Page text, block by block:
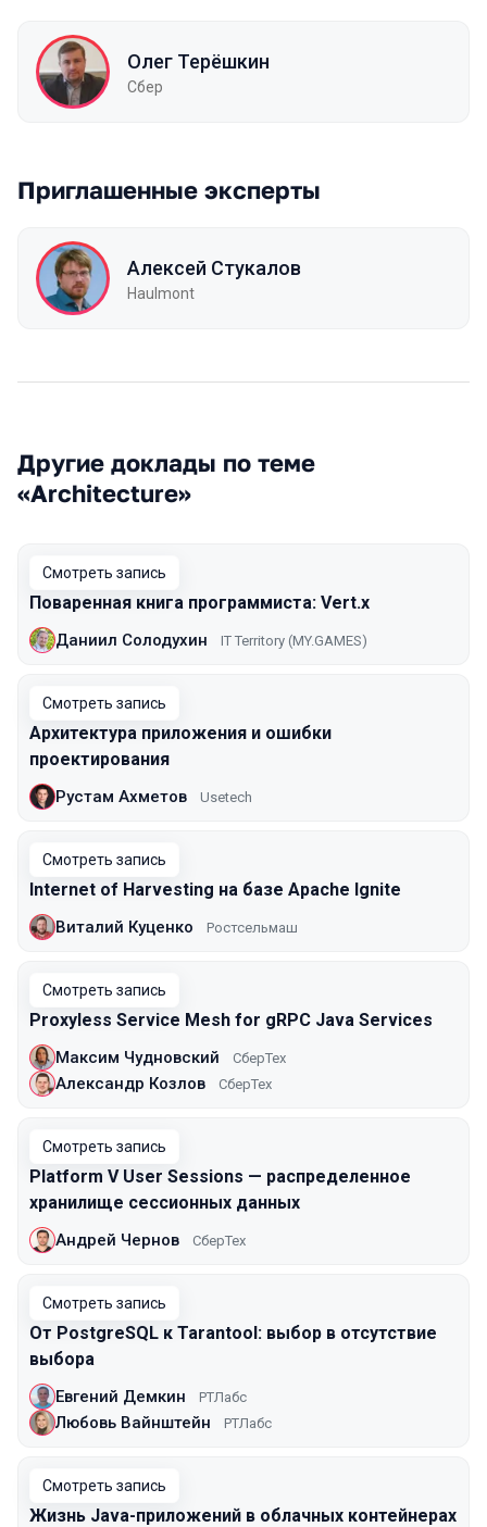
Олег Терёшкин
Сбер
Приглашенные эксперты
Алексей Стукалов
Haulmont
Другие доклады по теме
«Architecture»
Смотреть запись
Поваренная книга программиста: Vert.x
Даниил Солодухин IT Territory (MY.GAMES)
Смотреть запись
Архитектура приложения и ошибки
проектирования
Рустам Ахметов Usetech
Смотреть запись
Internet of Harvesting на базе Apache Ignite
Виталий Куценко Ростсельмаш
Смотреть запись
Proxyless Service Mesh for gRPC Java Services
Максим Чудновский СберТех
Александр Козлов СберТех
Смотреть запись
Platform V User Sessions — распределенное
хранилище сессионных данных
Андрей Чернов СберТех
Смотреть запись
От PostgreSQL к Tarantool: выбор в отсутствие
выбора
Евгений Демкин РТЛабс
Любовь Вайнштейн РТЛабс
Смотреть запись
Жизнь Java-приложений в облачных контейнерах